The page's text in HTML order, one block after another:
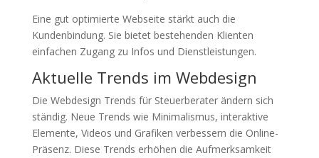
Eine gut optimierte Webseite stärkt auch die
Kundenbindung. Sie bietet bestehenden Klienten
einfachen Zugang zu Infos und Dienstleistungen.
Aktuelle Trends im Webdesign
Die Webdesign Trends für Steuerberater ändern sich
ständig. Neue Trends wie Minimalismus, interaktive
Elemente, Videos und Grafiken verbessern die Online-
Präsenz. Diese Trends erhöhen die Aufmerksamkeit